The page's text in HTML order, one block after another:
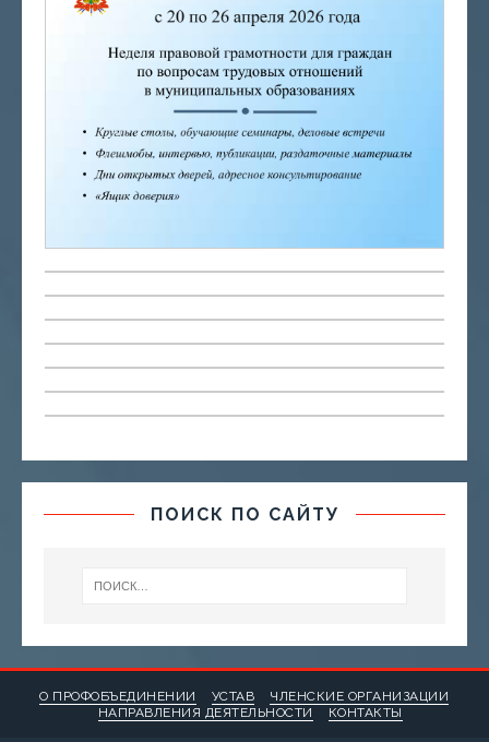
ПОИСК ПО САЙТУ
О ПРОФОБЪЕДИНЕНИИ УСТАВ
ЧЛЕНСКИЕ ОРГАНИЗАЦИИ
НАПРАВЛЕНИЯ ДЕЯТЕЛЬНОСТИ
КОНТАКТЫ